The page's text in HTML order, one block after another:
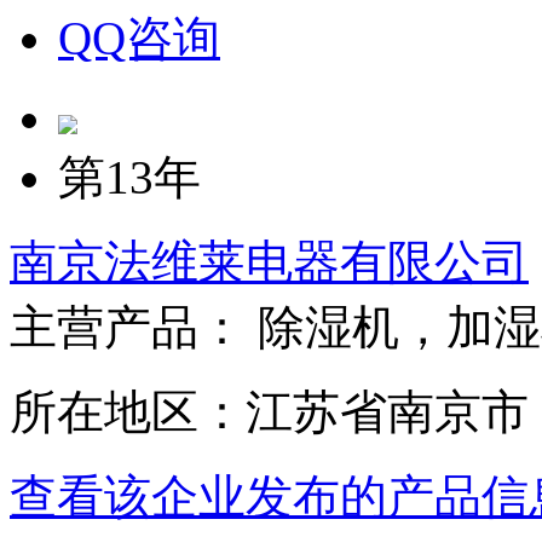
QQ咨询
第13年
南京法维莱电器有限公司
主营产品： 除湿机，加
所在地区：江苏省南京市
查看该企业发布的产品信